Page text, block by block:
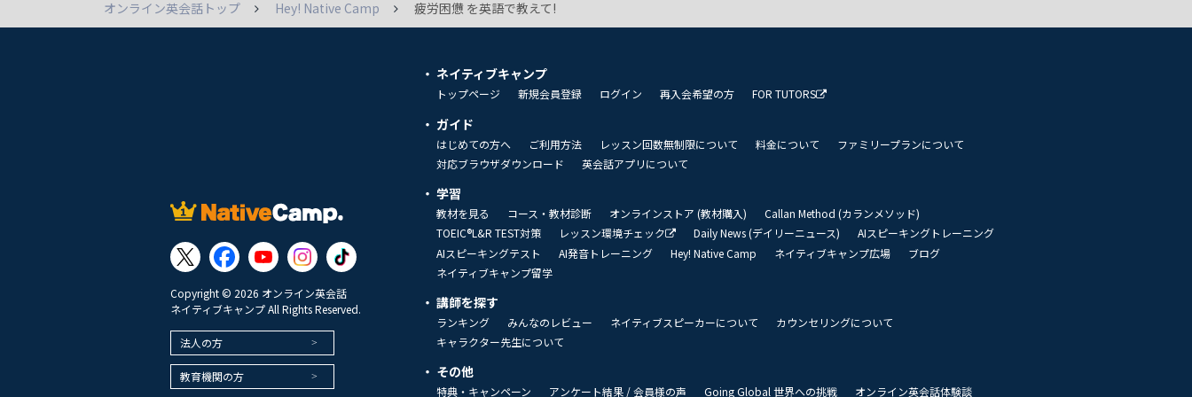
オンライン英会話トップ Hey! Native Camp 疲労困憊 を英語で教えて!
Copyright © 2026 オンライン英会話
ネイティブキャンプ All Rights Reserved.
法人の方
教育機関の方
ネイティブキャンプ
トップページ 新規会員登録 ログイン 再入会希望の方 FOR TUTORS
ガイド
はじめての方へ ご利用方法 レッスン回数無制限について 料金について
ファミリープランについて
対応ブラウザダウンロード
英会話アプリについて
学習
教材を見る コース・教材診断 オンラインストア (教材購入)
Callan Method (カランメソッド)
TOEIC®L&R TEST対策
レッスン環境チェック Daily News (デイリーニュース)
AIスピーキングトレーニング
AIスピーキングテスト
AI発音トレーニング Hey! Native Camp ネイティブキャンプ広場
ブログ
ネイティブキャンプ留学
講師を探す
ランキング みんなのレビュー ネイティブスピーカーについて
カウンセリングについて
キャラクター先生について
その他
特典・キャンペーン アンケート結果 / 会員様の声 Going Global 世界への挑戦 オンライン英会話体験談